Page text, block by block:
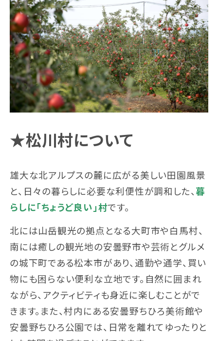
★松川村について
雄大な北アルプスの麓に広がる美しい田園風景
と、日々の暮らしに必要な利便性が調和した、暮
らしに「ちょうど良い」村です。
北には山岳観光の拠点となる大町市や白馬村、
南には癒しの観光地の安曇野市や芸術とグルメ
の城下町である松本市があり、通勤や通学、買い
物にも困らない便利な立地です。自然に囲まれ
ながら、アクティビティも身近に楽しむことがで
きます。また、村内にある安曇野ちひろ美術館や
安曇野ちひろ公園では、日常を離れてゆったりと